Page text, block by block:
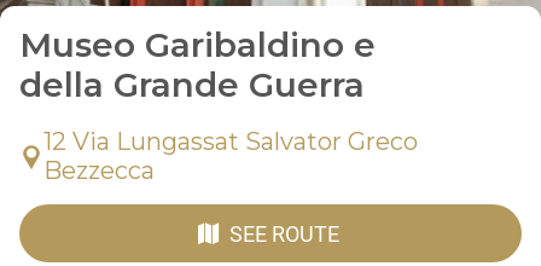
Museo Garibaldino e
della Grande Guerra
12 Via Lungassat Salvator Greco
Bezzecca
SEE ROUTE